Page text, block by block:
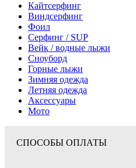
Кайтсерфинг
Виндсерфинг
Фоил
Серфинг / SUP
Вейк / водные лыжи
Сноуборд
Горные лыжи
Зимняя одежда
Летняя одежда
Аксессуары
Мото
СПОСОБЫ ОПЛАТЫ